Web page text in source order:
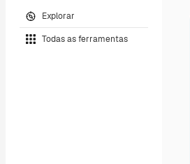
Explorar
Todas as ferramentas